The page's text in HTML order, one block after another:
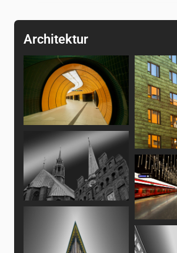
Architektur